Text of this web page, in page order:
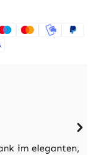
im eleganten,